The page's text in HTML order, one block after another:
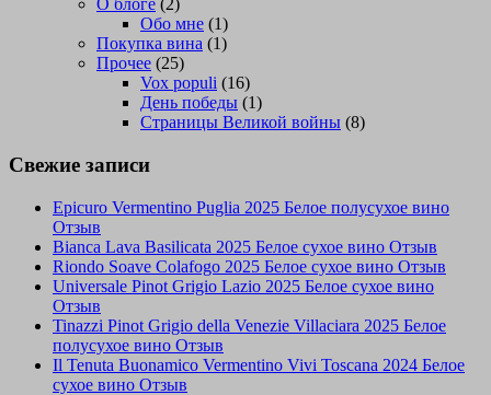
О блоге (2)
Обо мне (1)
Покупка вина (1)
Прочее (25)
Vox populi (16)
День победы (1)
Страницы Великой войны (8)
Свежие записи
Epicuro Vermentino Puglia 2025 Белое полусухое вино
Отзыв
Bianca Lava Basilicata 2025 Белое сухое вино Отзыв
Riondo Soave Colafogo 2025 Белое сухое вино Отзыв
Universale Pinot Grigio Lazio 2025 Белое сухое вино
Отзыв
Tinazzi Pinot Grigio della Venezie Villaciara 2025 Белое
полусухое вино Отзыв
Il Tenuta Buonamico Vermentino Vivi Toscana 2024 Белое
сухое вино Отзыв